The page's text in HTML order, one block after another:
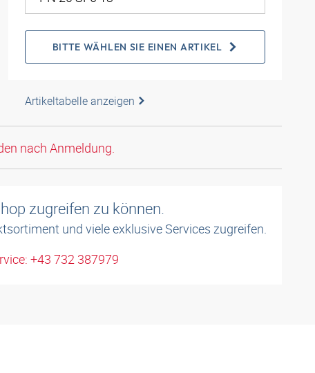
BITTE WÄHLEN SIE EINEN ARTIKEL
Artikeltabelle anzeigen
nach Anmeldung.
zugreifen zu können.
und viele exklusive Services zugreifen.
+43 732 387979